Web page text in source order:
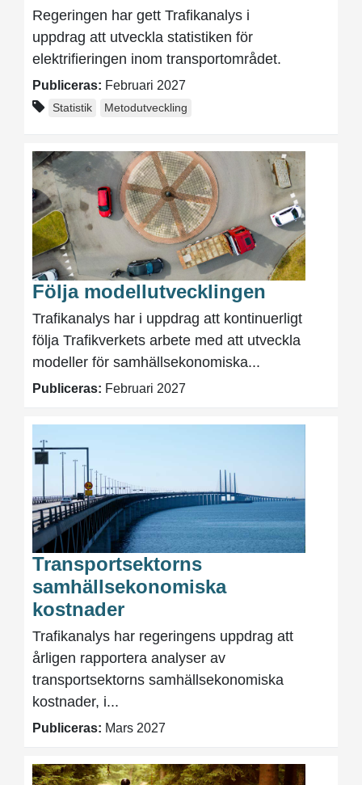
Regeringen har gett Trafikanalys i
uppdrag att utveckla statistiken för
elektrifieringen inom transportområdet.
Publiceras: Februari 2027
Statistik Metodutveckling
Följa modellutvecklingen
Trafikanalys har i uppdrag att kontinuerligt
följa Trafikverkets arbete med att utveckla
modeller för samhällsekonomiska...
Publiceras: Februari 2027
Transportsektorns
samhällsekonomiska
kostnader
Trafikanalys har regeringens uppdrag att
årligen rapportera analyser av
transportsektorns samhällsekonomiska
kostnader, i...
Publiceras: Mars 2027